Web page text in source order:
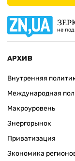
не
АРХИВ
Внутренняя
Международная
Макроуровень
Энергорынок
Приватизация
Экономика